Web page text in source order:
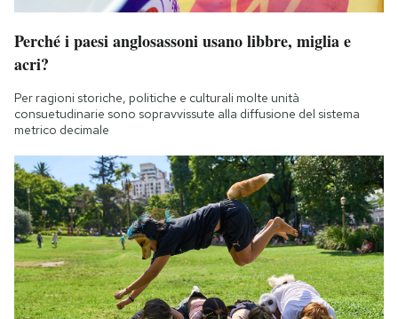
Perché i paesi anglosassoni usano libbre, miglia e
acri?
Per ragioni storiche, politiche e culturali molte unità
consuetudinarie sono sopravvissute alla diffusione del sistema
metrico decimale